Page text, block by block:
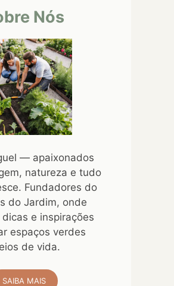
Nós
— apaixonados
natureza e tudo
Fundadores do
do Jardim, onde
e inspirações
espaços verdes
de vida.
SAIBA MAIS